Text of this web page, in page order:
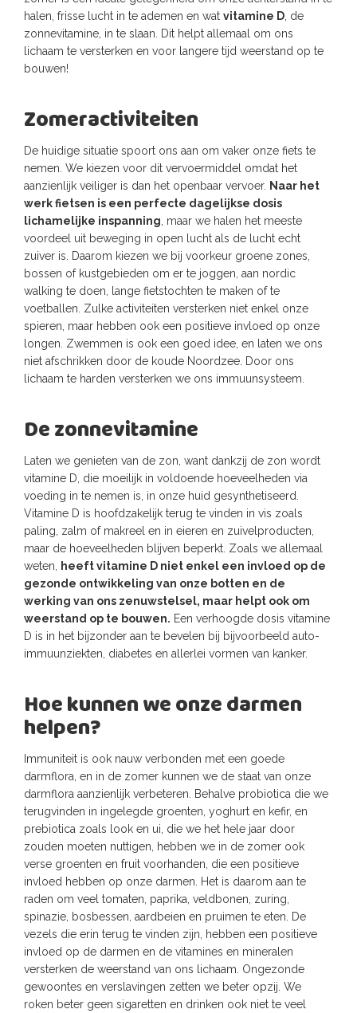
halen, frisse lucht in te ademen en wat vitamine D , de
zonnevitamine, in te slaan. Dit helpt allemaal om ons
lichaam te versterken en voor langere tijd weerstand op te
bouwen!
Zomeractiviteiten
De huidige situatie spoort ons aan om vaker onze fiets te
nemen. We kiezen voor dit vervoermiddel omdat het
aanzienlijk veiliger is dan het openbaar vervoer. Naar het
werk fietsen is een perfecte dagelijkse dosis
lichamelijke inspanning , maar we halen het meeste
voordeel uit beweging in open lucht als de lucht echt
zuiver is. Daarom kiezen we bij voorkeur groene zones,
bossen of kustgebieden om er te joggen, aan nordic
walking te doen, lange fietstochten te maken of te
voetballen. Zulke activiteiten versterken niet enkel onze
spieren, maar hebben ook een positieve invloed op onze
longen. Zwemmen is ook een goed idee, en laten we ons
niet afschrikken door de koude Noordzee. Door ons
lichaam te harden versterken we ons immuunsysteem.
De zonnevitamine
Laten we genieten van de zon, want dankzij de zon wordt
vitamine D, die moeilijk in voldoende hoeveelheden via
voeding in te nemen is, in onze huid gesynthetiseerd.
Vitamine D is hoofdzakelijk terug te vinden in vis zoals
paling, zalm of makreel en in eieren en zuivelproducten,
maar de hoeveelheden blijven beperkt. Zoals we allemaal
weten,
heeft vitamine D niet enkel een invloed op de
gezonde ontwikkeling van onze botten en de
werking van ons zenuwstelsel, maar helpt ook om
weerstand op te bouwen. Een verhoogde dosis vitamine
D is in het bijzonder aan te bevelen bij bijvoorbeeld auto-
immuunziekten, diabetes en allerlei vormen van kanker.
Hoe kunnen we onze darmen
helpen?
Immuniteit is ook nauw verbonden met een goede
darmflora, en in de zomer kunnen we de staat van onze
darmflora aanzienlijk verbeteren. Behalve probiotica die we
terugvinden in ingelegde groenten, yoghurt en kefir, en
prebiotica zoals look en ui, die we het hele jaar door
zouden moeten nuttigen, hebben we in de zomer ook
verse groenten en fruit voorhanden, die een positieve
invloed hebben op onze darmen. Het is daarom aan te
raden om veel tomaten, paprika, veldbonen, zuring,
spinazie, bosbessen, aardbeien en pruimen te eten. De
vezels die erin terug te vinden zijn, hebben een positieve
invloed op de darmen en de vitamines en mineralen
versterken de weerstand van ons lichaam. Ongezonde
gewoontes en verslavingen zetten we beter opzij. We
roken beter geen sigaretten en drinken ook niet te veel